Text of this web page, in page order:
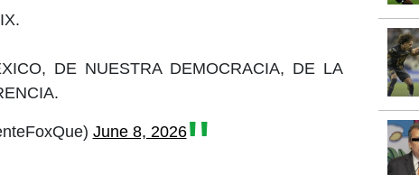
DE NUESTRA DEMOCRACIA, DE LA
June 8, 2026